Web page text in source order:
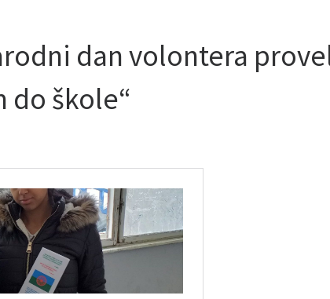
dan volontera
do škole“